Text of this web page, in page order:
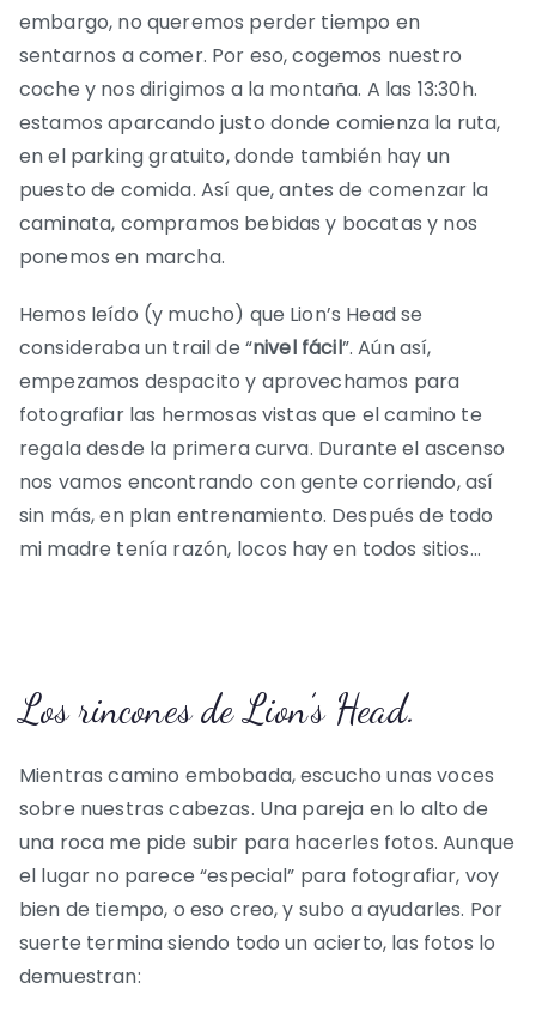
embargo, no queremos perder tiempo en
sentarnos a comer. Por eso, cogemos nuestro
coche y nos dirigimos a la montaña. A las 13:30h.
estamos aparcando justo donde comienza la ruta,
en el parking gratuito, donde también hay un
puesto de comida. Así que, antes de comenzar la
caminata, compramos bebidas y bocatas y nos
ponemos en marcha.
Hemos leído (y mucho) que Lion’s Head se
consideraba un trail de “nivel fácil”. Aún así,
empezamos despacito y aprovechamos para
fotografiar las hermosas vistas que el camino te
regala desde la primera curva. Durante el ascenso
nos vamos encontrando con gente corriendo, así
sin más, en plan entrenamiento. Después de todo
mi madre tenía razón, locos hay en todos sitios…
Los rincones de Lion’s Head.
Mientras camino embobada, escucho unas voces
sobre nuestras cabezas. Una pareja en lo alto de
una roca me pide subir para hacerles fotos. Aunque
el lugar no parece “especial” para fotografiar, voy
bien de tiempo, o eso creo, y subo a ayudarles. Por
suerte termina siendo todo un acierto, las fotos lo
demuestran: